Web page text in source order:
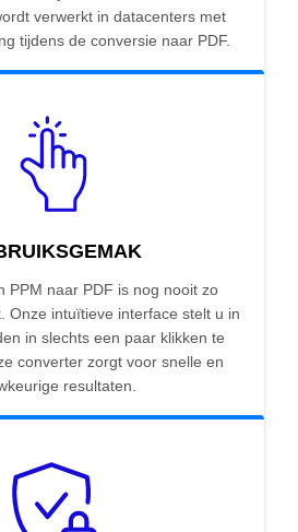
verwerkt in datacenters met
tijdens de conversie naar PDF.
PPM naar PDF is nog nooit zo
Onze intuïtieve interface stelt u in
in slechts een paar klikken te
converter zorgt voor snelle en
resultaten.